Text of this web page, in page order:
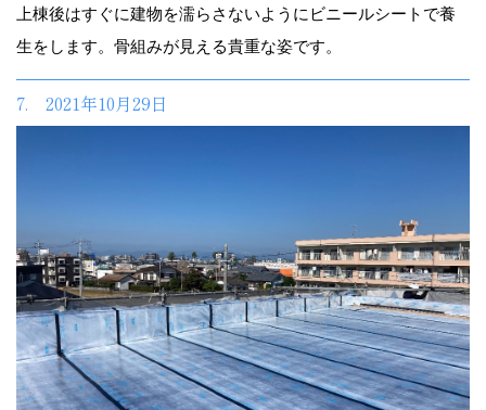
上棟後はすぐに建物を濡らさないようにビニールシートで養
生をします。骨組みが見える貴重な姿です。
7. 2021年10月29日